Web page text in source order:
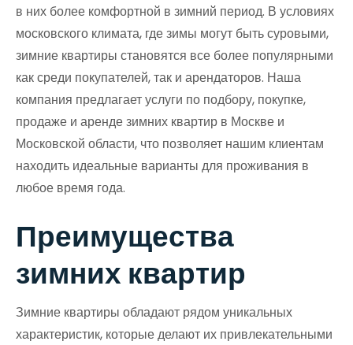
в них более комфортной в зимний период. В условиях
московского климата, где зимы могут быть суровыми,
зимние квартиры становятся все более популярными
как среди покупателей, так и арендаторов. Наша
компания предлагает услуги по подбору, покупке,
продаже и аренде зимних квартир в Москве и
Московской области, что позволяет нашим клиентам
находить идеальные варианты для проживания в
любое время года.
Преимущества
зимних квартир
Зимние квартиры обладают рядом уникальных
характеристик, которые делают их привлекательными